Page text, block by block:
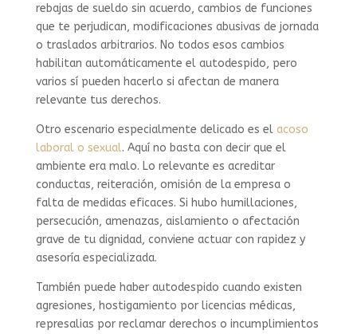
rebajas de sueldo sin acuerdo, cambios de funciones
que te perjudican, modificaciones abusivas de jornada
o traslados arbitrarios. No todos esos cambios
habilitan automáticamente el autodespido, pero
varios sí pueden hacerlo si afectan de manera
relevante tus derechos.
Otro escenario especialmente delicado es el acoso
laboral o sexual. Aquí no basta con decir que el
ambiente era malo. Lo relevante es acreditar
conductas, reiteración, omisión de la empresa o
falta de medidas eficaces. Si hubo humillaciones,
persecución, amenazas, aislamiento o afectación
grave de tu dignidad, conviene actuar con rapidez y
asesoría especializada.
También puede haber autodespido cuando existen
agresiones, hostigamiento por licencias médicas,
represalias por reclamar derechos o incumplimientos